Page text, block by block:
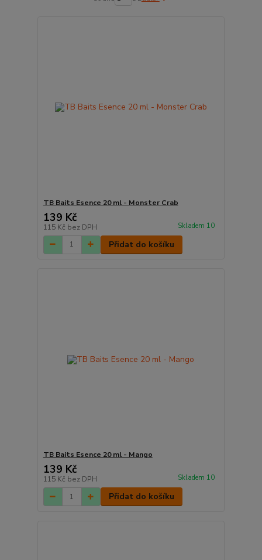
TB Baits Esence 20 ml - Monster Crab
139 Kč
115 Kč bez DPH Skladem 10
Přidat do košíku
TB Baits Esence 20 ml - Mango
139 Kč
115 Kč bez DPH Skladem 10
Přidat do košíku